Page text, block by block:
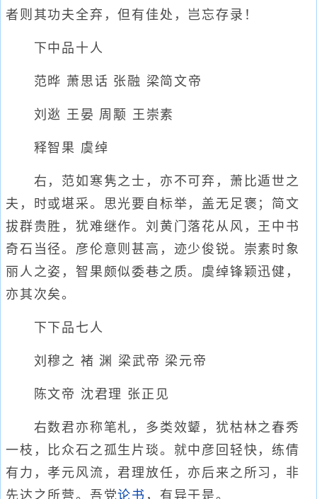
者则其功夫全弃，但有佳处，岂忘存录！
下中品十人
范晔 萧思话 张融 梁简文帝
刘逖 王晏 周颙 王崇素
释智果 虞绰
右，范如寒隽之士，亦不可弃，萧比遁世之
夫，时或堪采。思光要自标举，盖无足褒；简文
拔群贵胜，犹难继作。刘黄门落花从风，王中书
奇石当径。彦伦意则甚高，迹少俊锐。崇素时象
丽人之姿，智果颇似委巷之质。虞绰锋颖迅健，
亦其次矣。
下下品七人
刘穆之 褚 渊 梁武帝 梁元帝
陈文帝 沈君理 张正见
右数君亦称笔札，多类效颦，犹枯林之春秀
一枝，比众石之孤生片琰。就中彦回轻快，练倩
有力，孝元风流，君理放任，亦后来之所习，非
先达之所营。吾党论书 ，有异于是。